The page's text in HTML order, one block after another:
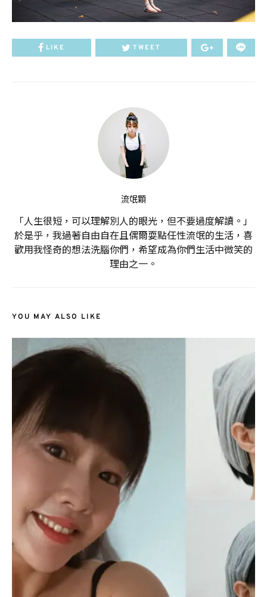
LIKE TWEET
流氓顆
「人生很短，可以理解別人的眼光，但不要過度解讀。」
於是乎，我過著自由自在且偶爾耍點任性流氓的生活，喜
歡用我怪奇的想法洗腦你們，希望成為你們生活中微笑的
理由之一。
YOU MAY ALSO LIKE